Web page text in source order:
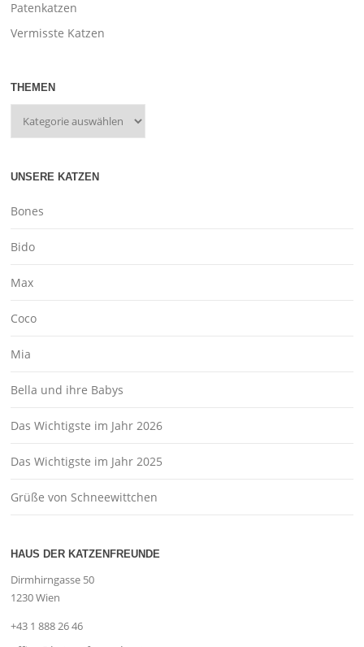
Patenkatzen
Vermisste Katzen
THEMEN
UNSERE KATZEN
Bones
Bido
Max
Coco
Mia
Bella und ihre Babys
Das Wichtigste im Jahr 2026
Das Wichtigste im Jahr 2025
Grüße von Schneewittchen
HAUS DER KATZENFREUNDE
Dirmhirngasse 50
1230 Wien
+43 1 888 26 46